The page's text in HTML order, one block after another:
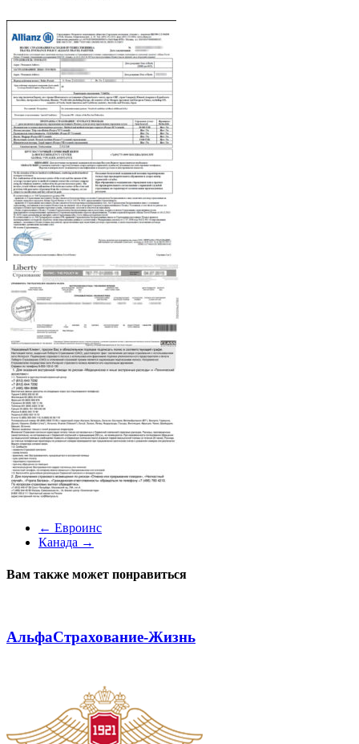
← Евроинс
Канада →
Вам также может понравиться
АльфаСтрахование-Жизнь